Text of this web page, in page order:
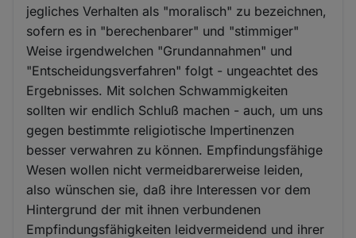
jegliches Verhalten als "moralisch" zu bezeichnen,
sofern es in "berechenbarer" und "stimmiger"
Weise irgendwelchen "Grundannahmen" und
"Entscheidungsverfahren" folgt - ungeachtet des
Ergebnisses. Mit solchen Schwammigkeiten
sollten wir endlich Schluß machen - auch, um uns
gegen bestimmte religiotische Impertinenzen
besser verwahren zu können. Empfindungsfähige
Wesen wollen nicht vermeidbarerweise leiden,
also wünschen sie, daß ihre Interessen vor dem
Hintergrund der mit ihnen verbundenen
Empfindungsfähigkeiten leidvermeidend und ihrer